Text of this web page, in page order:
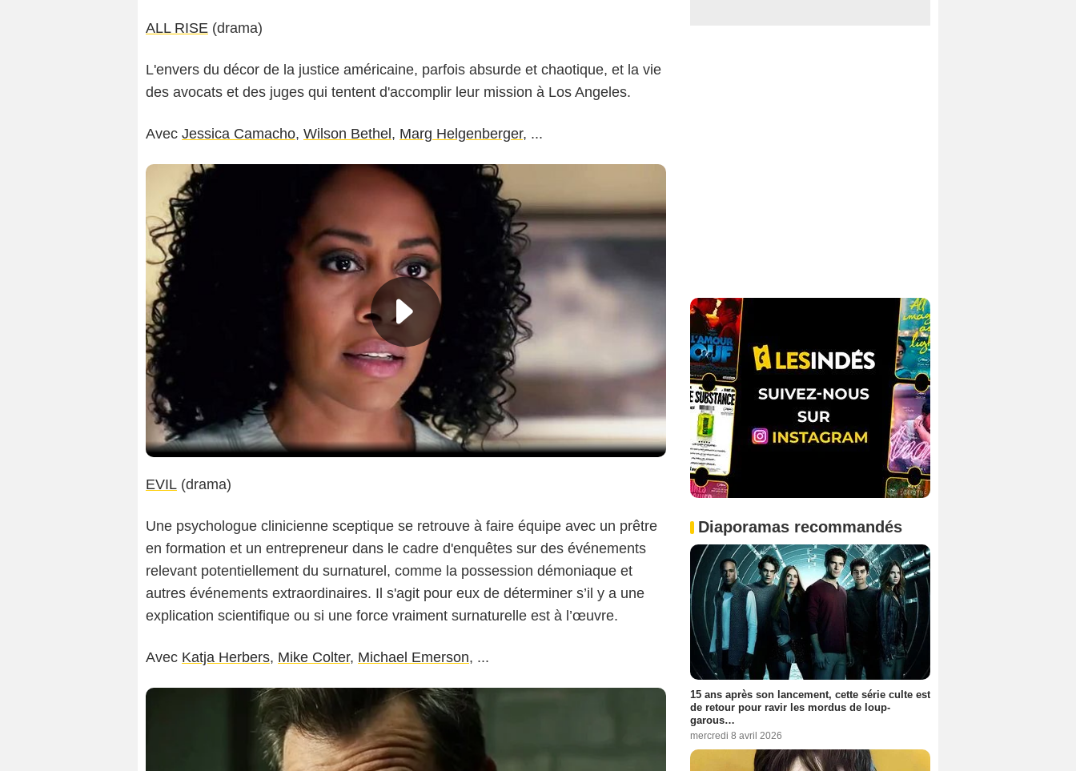
ALL RISE (drama)
L'envers du décor de la justice américaine, parfois absurde et chaotique, et la vie
des avocats et des juges qui tentent d'accomplir leur mission à Los Angeles.
Avec Jessica Camacho, Wilson Bethel , Marg Helgenberger, ...
EVIL (drama)
Une psychologue clinicienne sceptique se retrouve à faire équipe avec un prêtre
en formation et un entrepreneur dans le cadre d'enquêtes sur des événements
relevant potentiellement du surnaturel, comme la possession démoniaque et
autres événements extraordinaires. Il s'agit pour eux de déterminer s’il y a une
explication scientifique ou si une force vraiment surnaturelle est à l’œuvre.
Avec Katja Herbers, Mike Colter, Michael Emerson, ...
Diaporamas recommandés
15 ans après son lancement, cette série culte est
de retour pour ravir les mordus de loup-
garous…
mercredi 8 avril 2026